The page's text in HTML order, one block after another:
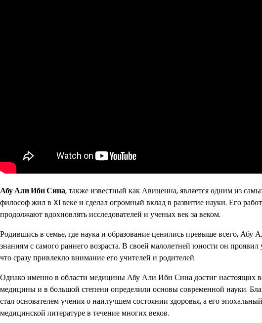
Абу Али Ибн Сина, также известный как Авиценна, является одним из
философ жил в XI веке и сделал огромный вклад в развитие науки. Его
продолжают вдохновлять исследователей и ученых век за веком.
Родившись в семье, где наука и образование ценились превыше всего,
знаниям с самого раннего возраста. В своей малолетней юности он
что сразу привлекло внимание его учителей и родителей.
Однако именно в области медицины Абу Али Ибн Сина достиг настоящих
медицины и в большой степени определили основы современной науки.
стал основателем учения о наилучшем состоянии здоровья, а его
медицинской литературе в течение многих веков.